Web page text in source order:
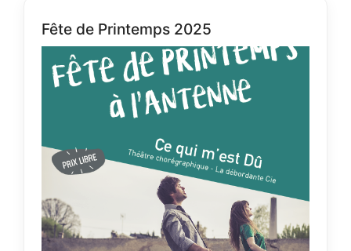
Fête de Printemps 2025